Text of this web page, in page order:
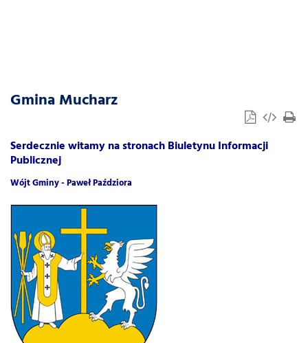
Gmina Mucharz
Serdecznie witamy na stronach Biuletynu Informacji
Publicznej
Wójt Gminy -Paweł Paździora